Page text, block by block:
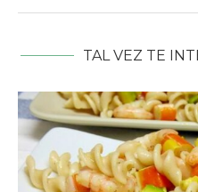
TAL VEZ TE